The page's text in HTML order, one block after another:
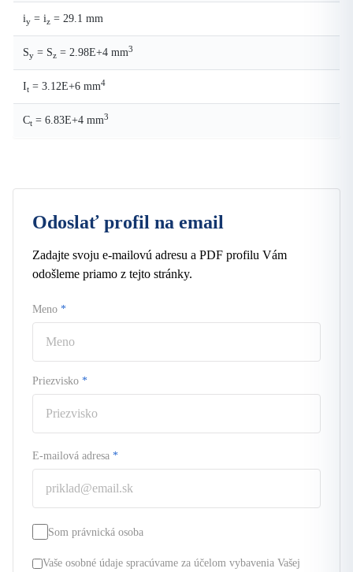
iy = iz = 29.1 mm
Sy = Sz = 2.98E+4 mm3
It = 3.12E+6 mm4
Ct = 6.83E+4 mm3
Odoslať profil na email
Zadajte svoju e-mailovú adresu a PDF profilu Vám
odošleme priamo z tejto stránky.
Meno *
Priezvisko *
E-mailová adresa *
Som právnická osoba
Vaše osobné údaje spracúvame za účelom vybavenia Vašej